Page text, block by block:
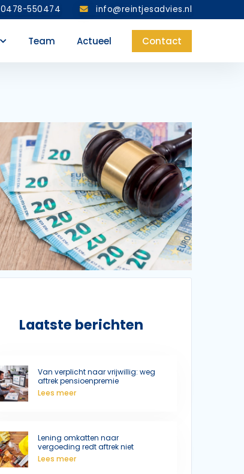
0478-550474 info@reintjesadvies.nl
Team Actueel Contact
Laatste berichten
Van verplicht naar vrijwillig: weg
aftrek pensioenpremie
Lees meer
Lening omkatten naar
vergoeding redt aftrek niet
Lees meer